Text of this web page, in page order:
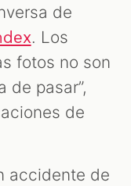
de
. Los
fotos no son
de pasar”,
de
accidente de